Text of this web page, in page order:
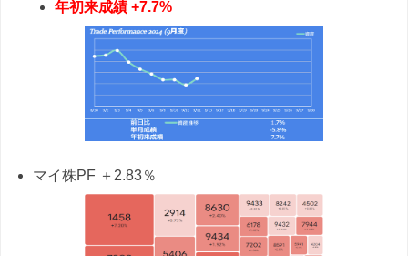
年初来成績 +7.7%
マイ株PF ＋2.83％